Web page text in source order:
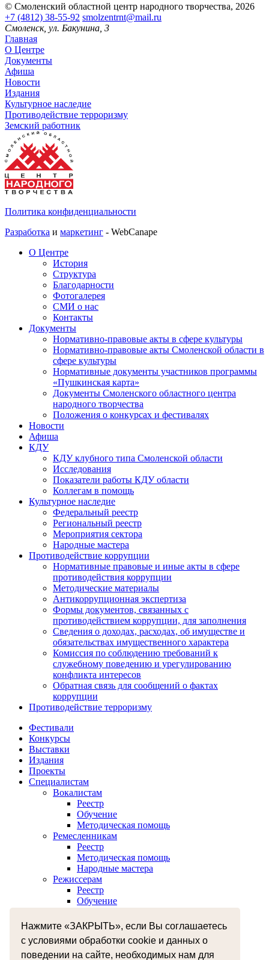
Нажмите «ЗАКРЫТЬ», если Вы соглашаетесь
с условиями обработки cookie и данных о
поведении на сайте, необходимых нам для
© Смоленский областной центр народного творчества, 2026
+7 (4812) 38-55-92 smolzentrnt@mail.ru
Смоленск, ул. Бакунина, 3
Главная
О Центре
Документы
Афиша
Новости
Издания
Культурное наследие
Противодействие терроризму
Земский работник
Политика конфиденциальности
Разработка и маркетинг - WebCanape
О Центре
История
Структура
Благодарности
Фотогалерея
СМИ о нас
Контакты
Документы
Нормативно-правовые акты в сфере культуры
Нормативно-правовые акты Смоленской области в
сфере культуры
Нормативные документы участников программы
«Пушкинская карта»
Документы Смоленского областного центра
народного творчества
Положения о конкурсах и фестивалях
Новости
Афиша
КДУ
КДУ клубного типа Смоленской области
Исследования
Показатели работы КДУ области
Коллегам в помощь
Культурное наследие
Федеральный реестр
Региональный реестр
Мероприятия сектора
Народные мастера
Противодействие коррупции
Нормативные правовые и иные акты в сфере
противодействия коррупции
Методические материалы
Антикоррупционная экспертиза
Формы документов, связанных с
противодействием коррупции, для заполнения
Сведения о доходах, расходах, об имуществе и
обязательствах имущественного характера
Комиссия по соблюдению требований к
служебному поведению и урегулированию
конфликта интересов
Обратная связь для сообщений о фактах
коррупции
Противодействие терроризму
Фестивали
Конкурсы
Выставки
Издания
Проекты
Специалистам
Вокалистам
Реестр
Обучение
Методическая помощь
Ремесленникам
Реестр
Методическая помощь
Народные мастера
Режиссерам
Реестр
Обучение
Реестр
Музыкантам
Реестр